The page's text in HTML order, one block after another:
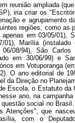
reunião ampliada
iria criar os
e agrupamento
regiões, como as
em 03/05/01),
01), Marília
08/94), São Carlos
em 30/06/99) e
em Votuporanga
O ano editorial de
da Direção no
Escola, o Estatuto da
ano, na
social no
Atenções", que
com o